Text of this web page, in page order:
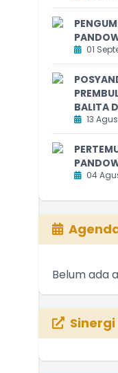
01
BALITA
13
04
Belum ada